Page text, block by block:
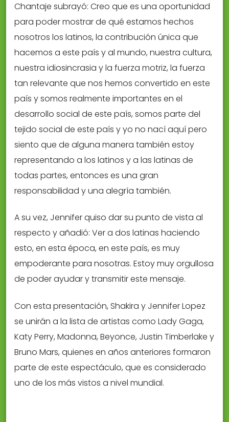
Chantaje subrayó: Creo que es una oportunidad
para poder mostrar de qué estamos hechos
nosotros los latinos, la contribución única que
hacemos a este país y al mundo, nuestra cultura,
nuestra idiosincrasia y la fuerza motriz, la fuerza
tan relevante que nos hemos convertido en este
país y somos realmente importantes en el
desarrollo social de este país, somos parte del
tejido social de este país y yo no nací aquí pero
siento que de alguna manera también estoy
representando a los latinos y a las latinas de
todas partes, entonces es una gran
responsabilidad y una alegría también.
A su vez, Jennifer quiso dar su punto de vista al
respecto y añadió: Ver a dos latinas haciendo
esto, en esta época, en este país, es muy
empoderante para nosotras. Estoy muy orgullosa
de poder ayudar y transmitir este mensaje.
Con esta presentación, Shakira y Jennifer Lopez
se unirán a la lista de artistas como Lady Gaga,
Katy Perry, Madonna, Beyonce, Justin Timberlake y
Bruno Mars, quienes en años anteriores formaron
parte de este espectáculo, que es considerado
uno de los más vistos a nivel mundial.